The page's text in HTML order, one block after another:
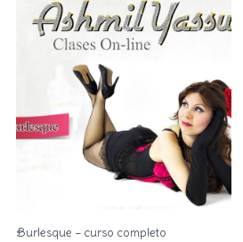
Burlesque – curso completo